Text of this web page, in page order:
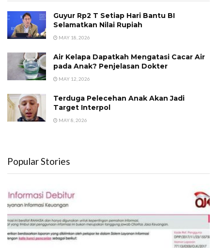
Guyur Rp2 T Setiap Hari Bantu BI
Selamatkan Nilai Rupiah
MAY 18, 2026
Air Kelapa Dapatkah Mengatasi Cacar Air
pada Anak? Penjelasan Dokter
MAY 12, 2026
Terduga Pelecehan Anak Akan Jadi
Target Interpol
MAY 8, 2026
Popular Stories